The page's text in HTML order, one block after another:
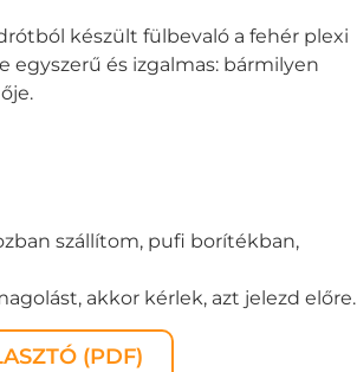
készült fülbevaló a fehér plexi
egyszerű és izgalmas: bármilyen
szállítom, pufi borítékban,
akkor kérlek, azt jelezd előre.
(PDF)